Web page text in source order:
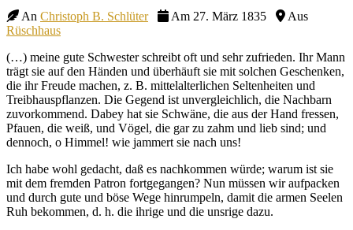
An Christoph B. Schlüter Am 27. März 1835
Aus
Rüschhaus
(…) meine gute Schwester schreibt oft und sehr zufrieden. Ihr Mann
trägt sie auf den Händen und überhäuft sie mit solchen Geschenken,
die ihr Freude machen, z. B. mittelalterlichen Seltenheiten und
Treibhauspflanzen. Die Gegend ist unvergleichlich, die Nachbarn
zuvorkommend. Dabey hat sie Schwäne, die aus der Hand fressen,
Pfauen, die weiß, und Vögel, die gar zu zahm und lieb sind; und
dennoch, o Himmel! wie jammert sie nach uns!
Ich habe wohl gedacht, daß es nachkommen würde; warum ist sie
mit dem fremden Patron fortgegangen? Nun müssen wir aufpacken
und durch gute und böse Wege hinrumpeln, damit die armen Seelen
Ruh bekommen, d. h. die ihrige und die unsrige dazu.